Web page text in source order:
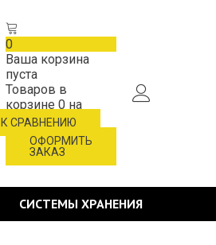
К СРАВНЕНИЮ
0
Ваша корзина
пуста
Товаров в
корзине 0 на
сумму0 ₸
ОФОРМИТЬ
ЗАКАЗ
СИСТЕМЫ ХРАНЕНИЯ